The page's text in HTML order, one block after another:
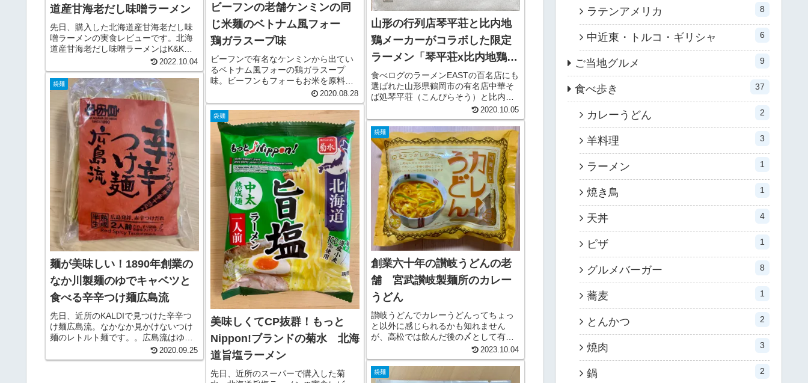
山形の行列店琴平荘と比内地
鶏メーカーがコラボした限定
ラーメン「琴平荘x比内地鶏
中華そば」
食べログのラーメンEASTの百名店にも
選ばれた山形県鶴岡市の有名店中華そ
ば処琴平荘（こんぴらそう）と比内地
鶏メーカー秋田味商がコラボした秋
田・山形県限定の高級ラーメン琴平荘x
比内地鶏中華そばを通販で取り寄せま
した。１箱に２食入っていて108...
2020.10.05
ビーフンの老舗ケンミンの同
じ米麺のベトナム風フォー
鶏ガラスープ味
ビーフンで有名なケンミンから出てい
るベトナム風フォーの鶏ガラスープ
味。ビーフンもフォーもお米を原料と
したライスヌードル。ケンミンは他に
もお米を原料とした商品を色々出して
いて、フォーもその一環のようです。
ビーフンは台湾、中国などで食べられ
てい...
2020.08.28
道産甘海老だし味噌ラーメン
先日、購入した北海道産甘海老だし味
噌ラーメンの実食レビューです。北海
道産甘海老だし味噌ラーメンはK&Kの
だし麺シリーズの一つ。だし麺シリー
ズは全部で十種類あり、長崎県産炭焼
きあごだし 醤油ラーメン、千葉県産
はまぐりだし 塩ラーメン、三重県産...
2022.10.04
袋麺
麺が美味しい！1890年創業の
なか川製麺のゆでキャベツと
食べる辛辛つけ麺広島流
先日、近所のKALDIで見つけた辛辛つ
け麺広島流。なかなか見かけないつけ
麺のレトルト麺です。。広島流はゆで
キャベツ、ゆで卵を添えて食べます。
1890年創業のなか川製麺の商品です。
2020.09.25
袋麺
美味しくてCP抜群！もっと
Nippon!ブランドの菊水 北海
道旨塩ラーメン
先日、近所のスーパーで購入した菊
袋麺
創業六十年の讃岐うどんの老
舗 宮武讃岐製麺所のカレー
うどん
讃岐うどんでカレーうどんってちょっ
と以外に感じられるかも知れません
が、高松では飲んだ後の〆として有
名。昨年、高松に旅行に行った時に有
名店2軒に行きましたが、どちらも行列
で味も大満足でした。高松のカレーう
どんをもう一度食べたいけど、そうも
2023.10.04
袋麺
ラテンアメリカ 8
中近東・トルコ・ギリシャ 6
ご当地グルメ 9
食べ歩き 37
カレーうどん 2
羊料理 3
ラーメン 1
焼き鳥 1
天丼 4
ピザ 1
グルメバーガー 8
蕎麦 1
とんかつ 2
焼肉 3
鍋 2